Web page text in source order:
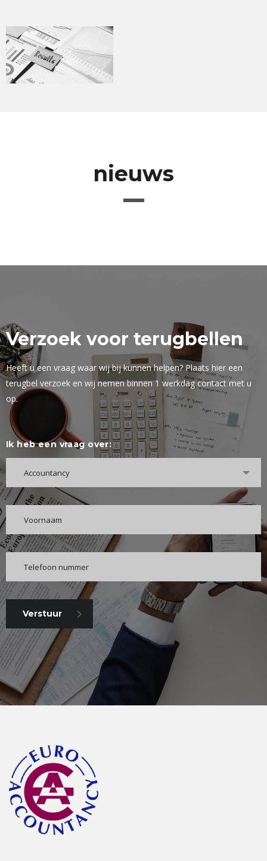
nieuws
Verzoek voor terugbellen
Heeft u een vraag waar wij bij kunnen helpen? Plaats hier een
terugbel verzoek en wij nemen binnen 1 werkdag contact met u
op.
Ik heb een vraag over:
Accountancy
Verstuur